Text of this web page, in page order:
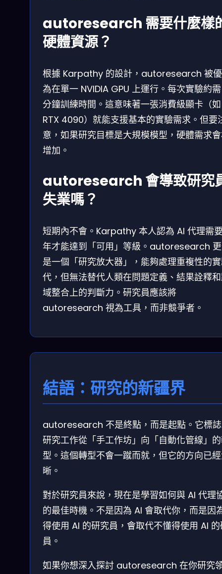
autoresearch 需要什麼樣
硬體資源？
根據 Karpathy 的設計，autoresearch 被
為在單一 NVIDIA GPU 上運行。每次實驗約
分鐘訓練時間。這意味著一張消費級顯卡（如
RTX 4090）就能支援基本的實驗需求。但要
意，如果研究目標是大規模模型，硬體需求
增加。
autoresearch 會導致研究
失業嗎？
短期內不會。Karpathy 本人認為 AI 代理需
年才能達到「可用」等級。autoresearch
是一個「研究放大器」，能夠處理重複性的
代，但無法替代人類在問題定義、結果詮釋
域整合上的判斷力。研究員應該將
autoresearch 視為工具，而非競爭者。
結語：研究的新疆界
autoresearch 不是終點，而是起點。它標
研究工作從「手工作坊」向「自動化管線」
型。這個轉型不會一蹴而就，但它的方向已
晰。
對於研究員來說，現在是學習如何與 AI 代理
的最佳時機。不是因為 AI 會取代你，而是因
得使用 AI 的研究員，會取代不懂得使用 AI
員。
如果你想深入探討 autoresearch 在你研究